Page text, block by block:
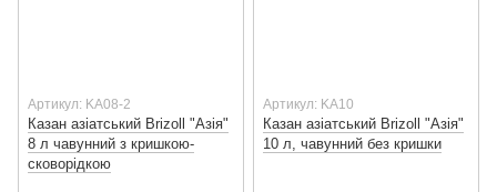
Артикул: KA08-2
Казан азіатський Brizoll "Азія"
8 л чавунний з кришкою-
сковорідкою
Артикул: KA10
Казан азіатський Brizoll "Азія"
10 л, чавунний без кришки